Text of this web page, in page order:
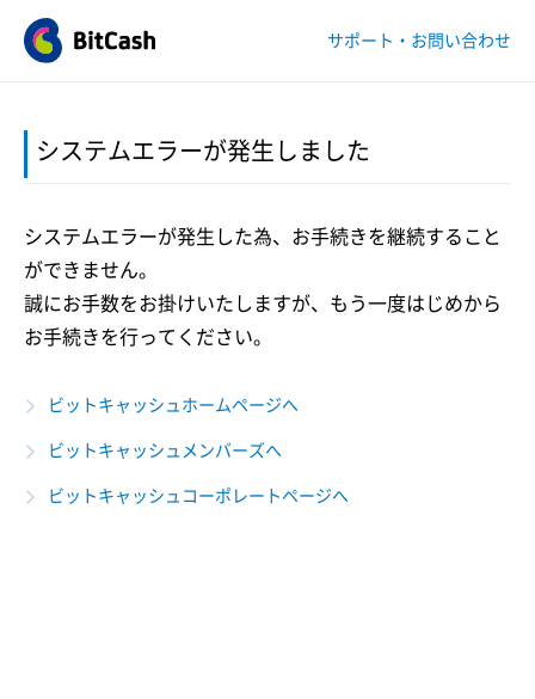
サポート・お問い合わせ
システムエラーが発生しました
システムエラーが発生した為、お手続きを継続すること
ができません。
誠にお手数をお掛けいたしますが、もう一度はじめから
お手続きを行ってください。
ビットキャッシュホームページへ
ビットキャッシュメンバーズへ
ビットキャッシュコーポレートページへ